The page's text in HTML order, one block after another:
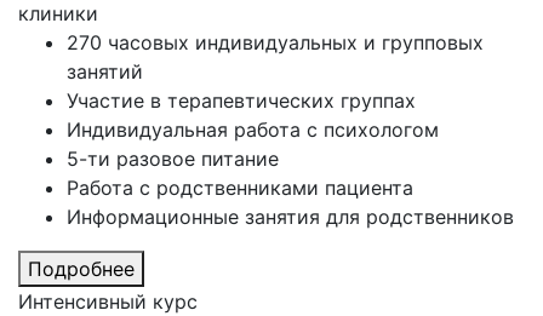
клиники
270 часовых индивидуальных и групповых
занятий
Участие в терапевтических группах
Индивидуальная работа с психологом
5-ти разовое питание
Работа с родственниками пациента
Информационные занятия для родственников
Подробнее
Интенсивный курс